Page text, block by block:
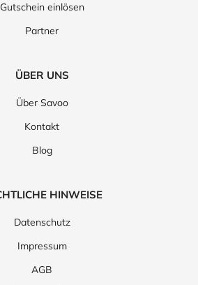
Gutschein einlösen
Partner
ÜBER UNS
Über Savoo
Kontakt
Blog
HINWEISE
Datenschutz
Impressum
AGB